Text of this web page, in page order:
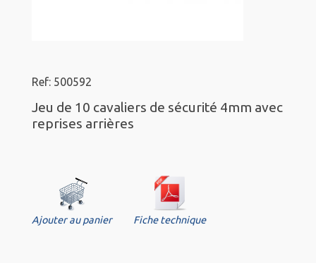
Ref: 500592
Jeu de 10 cavaliers de sécurité 4mm avec
reprises arrières
Ajouter au panier Fiche technique